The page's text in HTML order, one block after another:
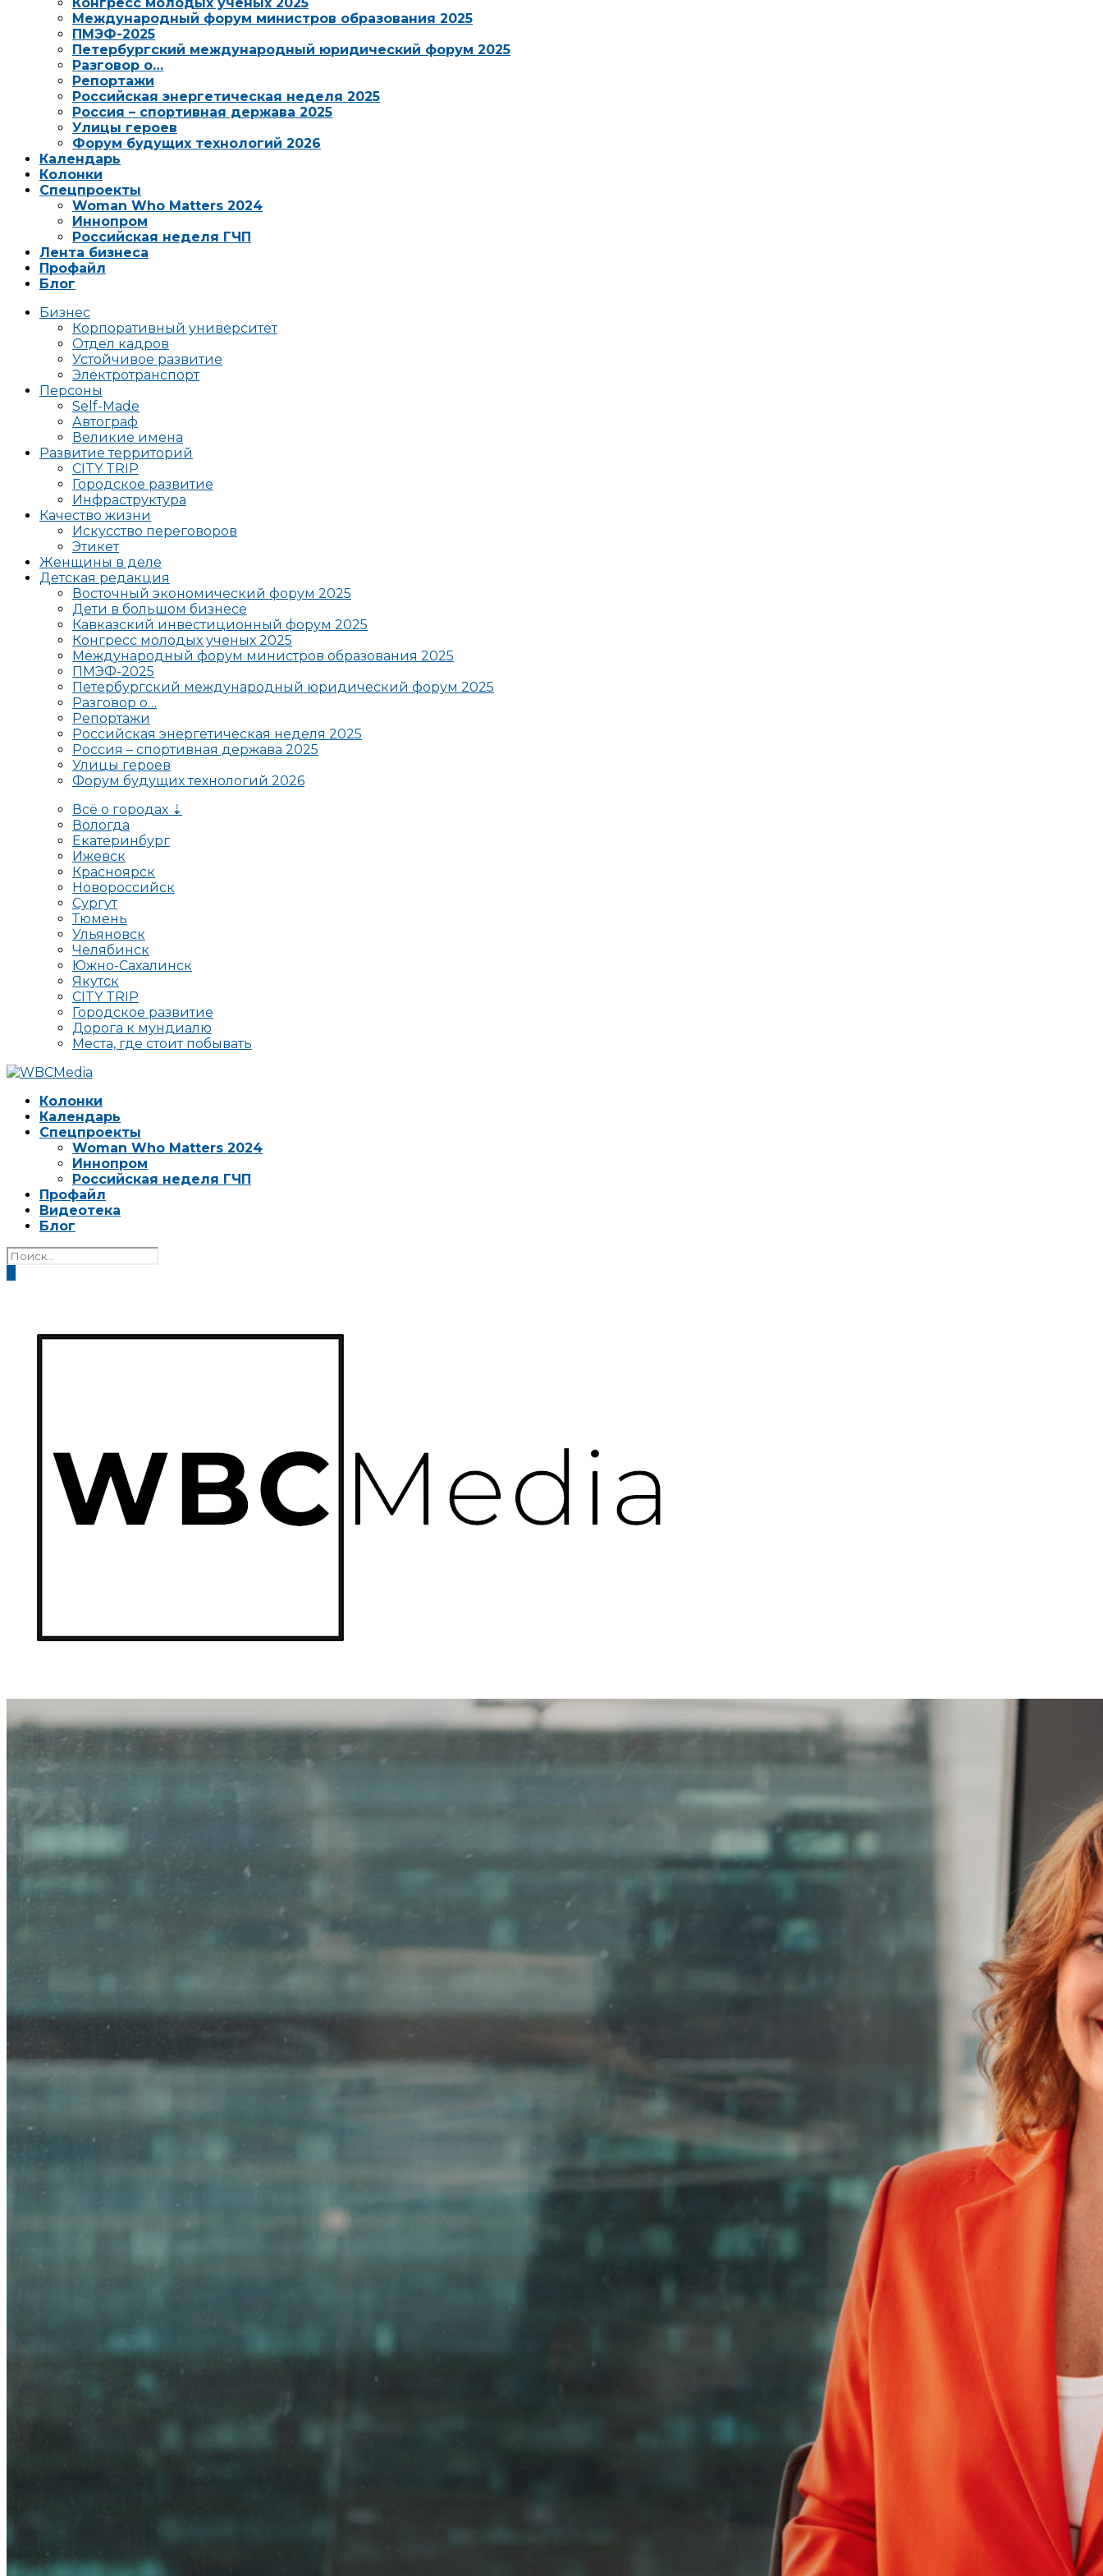
Международный форум министров образования 2025
ПМЭФ-2025
Петербургский международный юридический форум 2025
Разговор о…
Репортажи
Российская энергетическая неделя 2025
Россия – спортивная держава 2025
Улицы героев
Форум будущих технологий 2026
Календарь
Колонки
Спецпроекты
Woman Who Matters 2024
Иннопром
Российская неделя ГЧП
Лента бизнеса
Профайл
Блог
Бизнес
Корпоративный университет
Отдел кадров
Устойчивое развитие
Электротранспорт
Персоны
Self-Made
Автограф
Великие имена
Развитие территорий
CITY TRIP
Городское развитие
Инфраструктура
Качество жизни
Искусство переговоров
Этикет
Женщины в деле
Детская редакция
Восточный экономический форум 2025
Дети в большом бизнесе
Кавказский инвестиционный форум 2025
Конгресс молодых ученых 2025
Международный форум министров образования 2025
ПМЭФ-2025
Петербургский международный юридический форум 2025
Разговор о…
Репортажи
Российская энергетическая неделя 2025
Россия – спортивная держава 2025
Улицы героев
Форум будущих технологий 2026
Всё о городах ⇣
Вологда
Екатеринбург
Ижевск
Красноярск
Новороссийск
Сургут
Тюмень
Ульяновск
Челябинск
Южно-Сахалинск
Якутск
CITY TRIP
Городское развитие
Дорога к мундиалю
Места, где стоит побывать
Колонки
Календарь
Спецпроекты
Woman Who Matters 2024
Иннопром
Российская неделя ГЧП
Профайл
Видеотека
Блог